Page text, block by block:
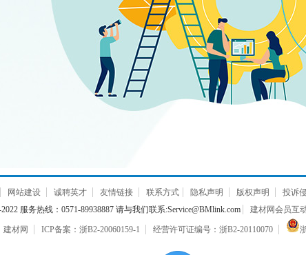
网站建设 诚聘英才 友情链接 联系方式 隐私声明 版权声明 投诉
服务热线：0571-89938887 请与我们联系:Service@BMlink.com 建材网会员互
建材网 ICP备案：浙B2-20060159-1 经营许可证编号：浙B2-20110070